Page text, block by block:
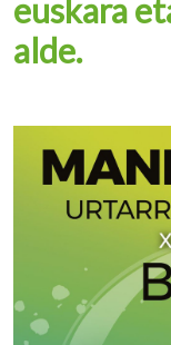
euskara
alde.